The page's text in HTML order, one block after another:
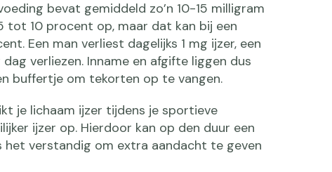
bevat gemiddeld zo’n 10-15 milligram
tot 10 procent op, maar dat kan bij een
Een man verliest dagelijks 1 mg ijzer, een
verliezen. Inname en afgifte liggen dus
buffertje om tekorten op te vangen.
je lichaam ijzer tijdens je sportieve
ijzer op. Hierdoor kan op den duur een
verstandig om extra aandacht te geven